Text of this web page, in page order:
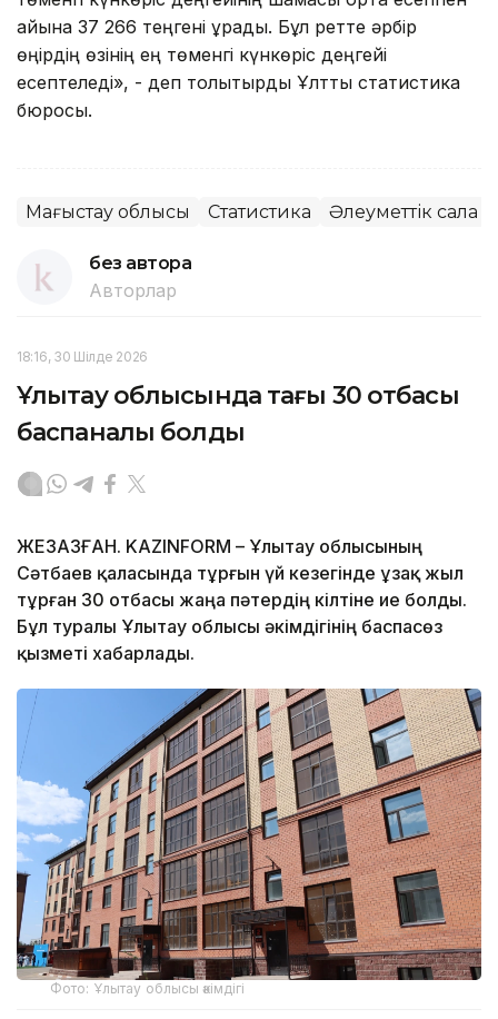
айына 37 266 теңгені құрады. Бұл ретте әрбір
өңірдің өзінің ең төменгі күнкөріс деңгейі
есептеледі», - деп толықтырды Ұлттық статистика
бюросы.
Маңғыстау облысы Статистика Әлеуметтік сала
без автора
Авторлар
18:16, 30 Шілде 2026
Ұлытау облысында тағы 30 отбасы
баспаналы болды
ЖЕЗҚАЗҒАН. KAZINFORM – Ұлытау облысының
Сәтбаев қаласында тұрғын үй кезегінде ұзақ жыл
тұрған 30 отбасы жаңа пәтердің кілтіне ие болды.
Бұл туралы Ұлытау облысы әкімдігінің баспасөз
қызметі хабарлады.
Фото: Ұлытау облысы әкімдігі